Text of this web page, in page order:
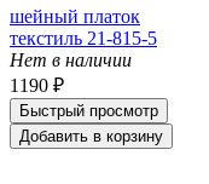
шейный платок
текстиль 21-815-5
Нет в наличии
1190 ₽
Быстрый просмотр
Добавить в корзину